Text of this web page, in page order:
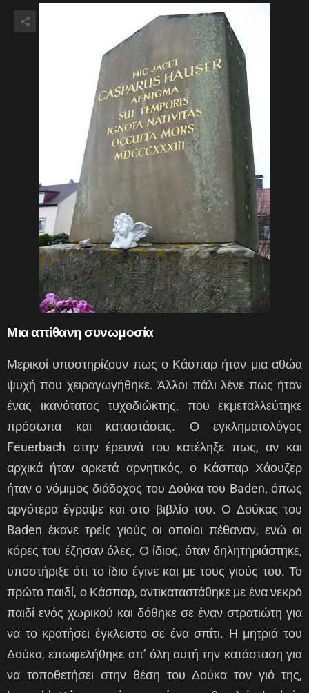
Μια απίθανη συνωμοσία
Μερικοί υποστηρίζουν πως ο Κάσπαρ ήταν μια αθώα
ψυχή που χειραγωγήθηκε. Άλλοι πάλι λένε πως ήταν
ένας ικανότατος τυχοδιώκτης, που εκμεταλλεύτηκε
πρόσωπα και καταστάσεις. Ο εγκληματολόγος
Feuerbach στην έρευνά του κατέληξε πως, αν και
αρχικά ήταν αρκετά αρνητικός, ο Κάσπαρ Χάουζερ
ήταν ο νόμιμος διάδοχος του Δούκα του Baden, όπως
αργότερα έγραψε και στο βιβλίο του. Ο Δούκας του
Baden έκανε τρείς γιούς οι οποίοι πέθαναν, ενώ οι
κόρες του έζησαν όλες. Ο ίδιος, όταν δηλητηριάστηκε,
υποστήριξε ότι το ίδιο έγινε και με τους γιούς του. Το
πρώτο παιδί, ο Κάσπαρ, αντικαταστάθηκε με ένα νεκρό
παιδί ενός χωρικού και δόθηκε σε έναν στρατιώτη για
να το κρατήσει έγκλειστο σε ένα σπίτι. Η μητριά του
Δούκα, επωφελήθηκε απ’ όλη αυτή την κατάσταση για
να τοποθετήσει στην θέση του Δούκα τον γιό της,